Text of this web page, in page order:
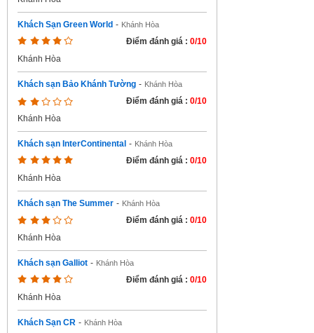
Khách Sạn Green World - Khánh Hòa
Điểm đánh giá : 0/10
Khánh Hòa
Khách sạn Bảo Khánh Tường - Khánh Hòa
Điểm đánh giá : 0/10
Khánh Hòa
Khách sạn InterContinental - Khánh Hòa
Điểm đánh giá : 0/10
Khánh Hòa
Khách sạn The Summer - Khánh Hòa
Điểm đánh giá : 0/10
Khánh Hòa
Khách sạn Galliot - Khánh Hòa
Điểm đánh giá : 0/10
Khánh Hòa
Khách Sạn CR - Khánh Hòa